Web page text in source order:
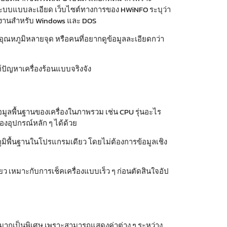
แบบละเอียด เว็บไซต์ทางการของ HWiNFO ระบุว่า
สำหรับ Windows และ DOS
ณหภูมิหลายจุด หรือคนที่อยากดูข้อมูลละเอียดกว่า
ญหาเครื่องร้อนแบบจริงจัง
พื้นฐานของเครื่องในภาพรวม เช่น CPU รุ่นอะไร
งอุปกรณ์หลัก ๆ ได้ด้วย
นฐานในโปรแกรมเดียว โดยไม่ต้องการข้อมูลเชิง
หมาะกับการเช็คเครื่องแบบเร็ว ๆ ก่อนตัดสินใจอัป